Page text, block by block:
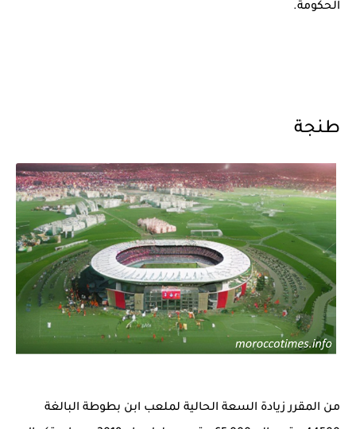
الحكومة.
طنجة
من المقرر زيادة السعة الحالية لملعب ابن بطوطة البالغة